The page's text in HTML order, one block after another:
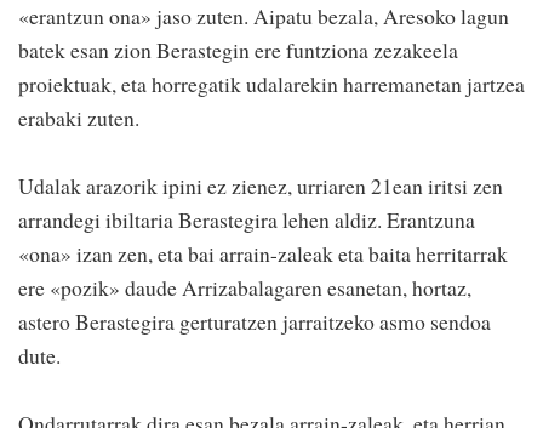
«erantzun ona» jaso zuten. Aipatu bezala, Aresoko lagun
batek esan zion Berastegin ere funtziona zezakeela
proiektuak, eta horregatik udalarekin harremanetan jartzea
erabaki zuten.
Udalak arazorik ipini ez zienez, urriaren 21ean iritsi zen
arrandegi ibiltaria Berastegira lehen aldiz. Erantzuna
«ona» izan zen, eta bai arrain-zaleak eta baita herritarrak
ere «pozik» daude Arrizabalagaren esanetan, hortaz,
astero Berastegira gerturatzen jarraitzeko asmo sendoa
dute.